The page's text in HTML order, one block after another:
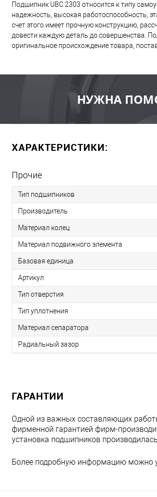
Подшипник UBC 2303 относится к типу
надежность, высокая работоспособность,
счет этого имеет прочную конструкцию,
довести каждую деталь до совершенства.
оригинальное происхождение товара,
НУЖНА
ХАРАКТЕРИСТИКИ:
Прочие
Тип подшипников
Производитель
Материал колец
Материал подвижного элемента
Базовая единица
Артикул
Тип отверстия
Тип уплотнения
Материал сепаратора
Радиальный зазор
ГАРАНТИИ
Одной из важных составляющих
фирменной гарантией фирм-
установка подшипников
Более подробную информацию можно